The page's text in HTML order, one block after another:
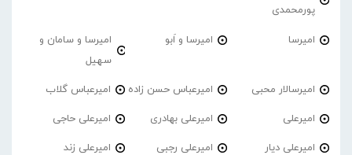
پورمحمدی
امیرسا امیرسا و اَبو
امیرسا و سامان و
سهیل
امیرسالار محبی امیرعباس حسن زاده امیرعباس گلاب
امیرعلی امیرعلی بهادری امیرعلی حاجی
امیرعلی دیار امیرعلی رجبی امیرعلی زند